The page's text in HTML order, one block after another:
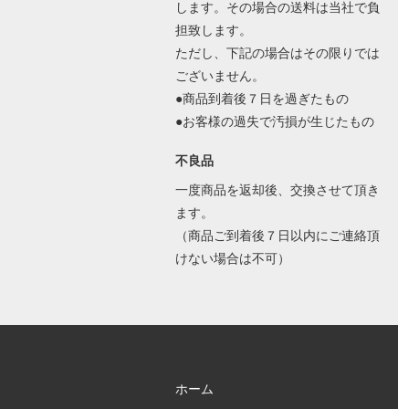
します。その場合の送料は当社で負
担致します。
ただし、下記の場合はその限りでは
ございません。
●商品到着後７日を過ぎたもの
●お客様の過失で汚損が生じたもの
不良品
一度商品を返却後、交換させて頂き
ます。
（商品ご到着後７日以内にご連絡頂
けない場合は不可）
ホーム